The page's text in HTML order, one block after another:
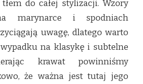
do całej stylizacji. Wzory
marynarce i spodniach
uwagę, dlatego warto
na klasykę i subtelne
krawat powinniśmy
że ważna jest tutaj jego